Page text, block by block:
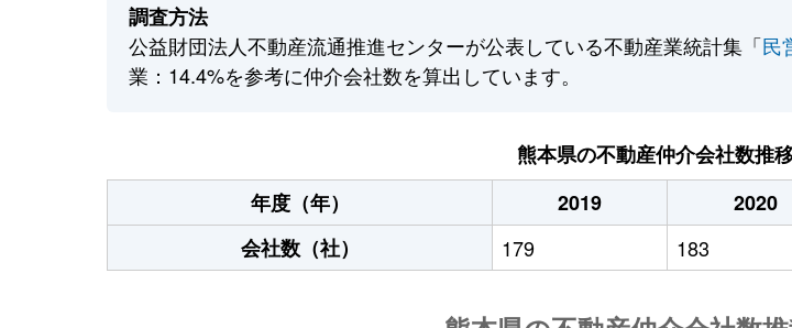
調査方法
公益財団法人不動産流通推進センターが公表している不動産業統計集「民
業：14.4%を参考に仲介会社数を算出しています。
熊本県の不動産仲介会社数推
年度（年）
2019 2020
会社数（社）
179 183